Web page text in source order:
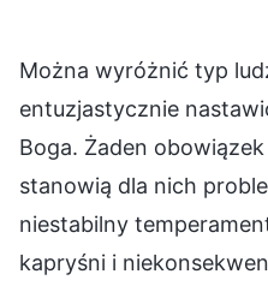
Można wyróżnić typ
entuzjastycznie
Boga. Żaden
stanowią dla nich
niestabilny
kapryśni i